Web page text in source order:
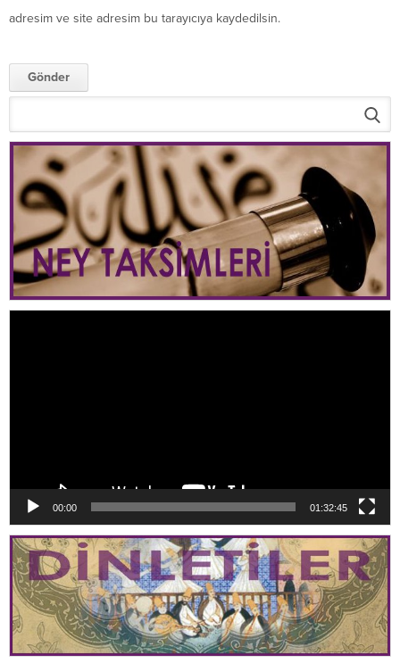
adresim ve site adresim bu tarayıcıya kaydedilsin.
00:00 01:32:45